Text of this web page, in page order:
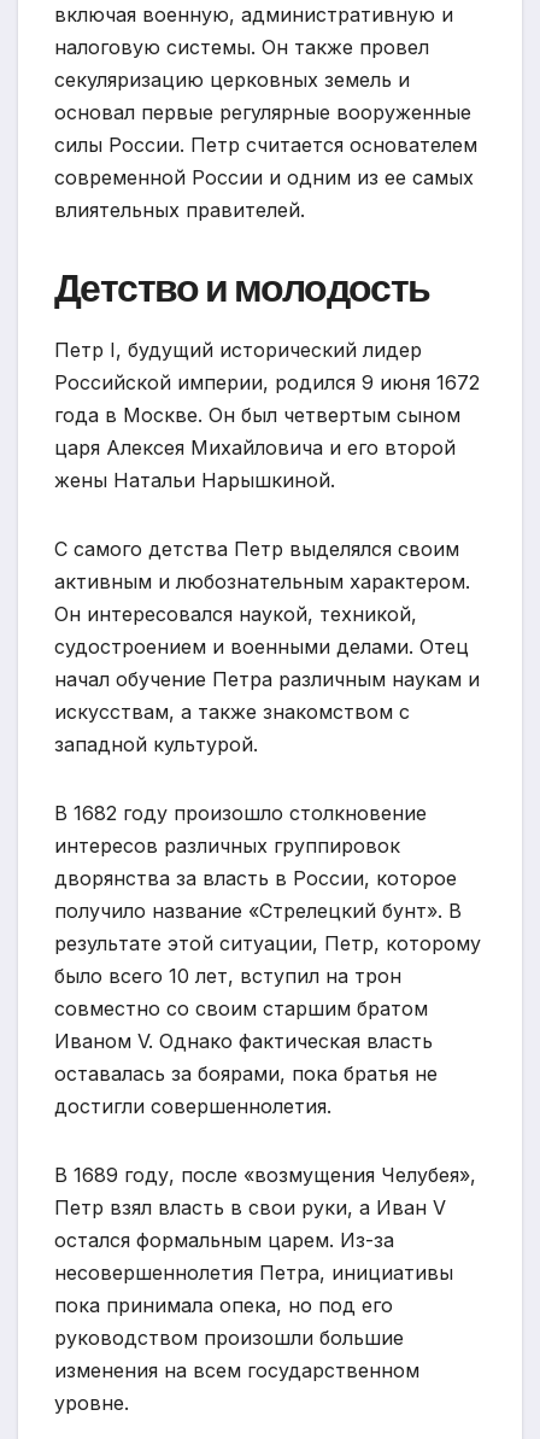
включая военную, административную и
налоговую системы. Он также провел
секуляризацию церковных земель и
основал первые регулярные вооруженные
силы России. Петр считается основателем
современной России и одним из ее самых
влиятельных правителей.
Детство и молодость
Петр I, будущий исторический лидер
Российской империи, родился 9 июня 1672
года в Москве. Он был четвертым сыном
царя Алексея Михайловича и его второй
жены Натальи Нарышкиной.
С самого детства Петр выделялся своим
активным и любознательным характером.
Он интересовался наукой, техникой,
судостроением и военными делами. Отец
начал обучение Петра различным наукам и
искусствам, а также знакомством с
западной культурой.
В 1682 году произошло столкновение
интересов различных группировок
дворянства за власть в России, которое
получило название «Стрелецкий бунт». В
результате этой ситуации, Петр, которому
было всего 10 лет, вступил на трон
совместно со своим старшим братом
Иваном V. Однако фактическая власть
оставалась за боярами, пока братья не
достигли совершеннолетия.
В 1689 году, после «возмущения Челубея»,
Петр взял власть в свои руки, а Иван V
остался формальным царем. Из-за
несовершеннолетия Петра, инициативы
пока принимала опека, но под его
руководством произошли большие
изменения на всем государственном
уровне.